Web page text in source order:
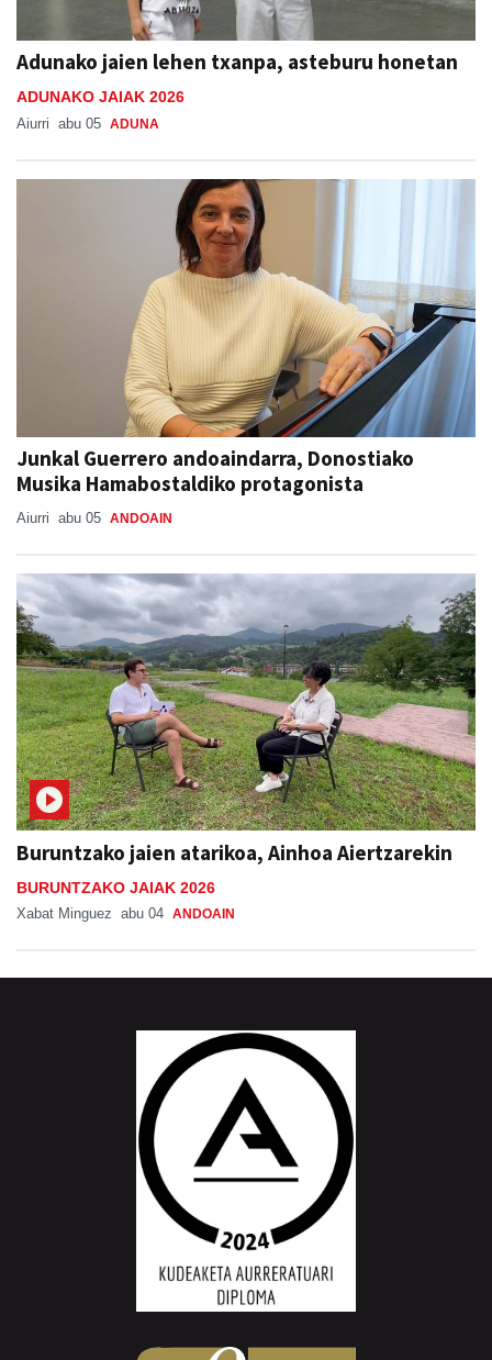
Adunako jaien lehen txanpa, asteburu honetan
ADUNAKO JAIAK 2026
Aiurri abu 05 ADUNA
Junkal Guerrero andoaindarra, Donostiako
Musika Hamabostaldiko protagonista
Aiurri abu 05 ANDOAIN
Buruntzako jaien atarikoa, Ainhoa Aiertzarekin
BURUNTZAKO JAIAK 2026
Xabat Minguez abu 04 ANDOAIN